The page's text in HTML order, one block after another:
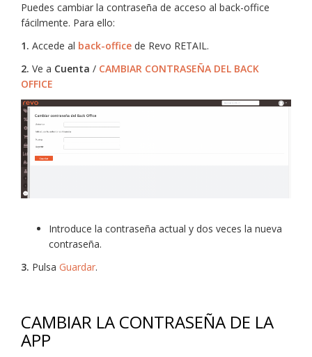
Puedes cambiar la contraseña de acceso al back-office
fácilmente. Para ello:
1. Accede al back-office de Revo RETAIL.
2. Ve a Cuenta / CAMBIAR CONTRASEÑA DEL BACK
OFFICE
Introduce la contraseña actual y dos veces la nueva
contraseña.
3. Pulsa Guardar.
CAMBIAR LA CONTRASEÑA DE LA
APP